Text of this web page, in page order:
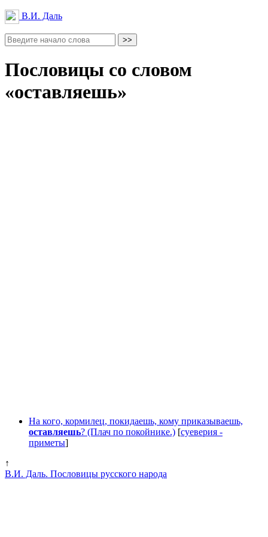
В.И. Даль
Пословицы со словом
«оставляешь»
На кого, кормилец, покидаешь, кому приказываешь,
оставляешь? (Плач по покойнике.) [суеверия -
приметы]
↑
В.И. Даль. Пословицы русского народа